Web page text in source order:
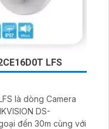
LFS
là dòng Camera
DS-
đến 30m cùng với